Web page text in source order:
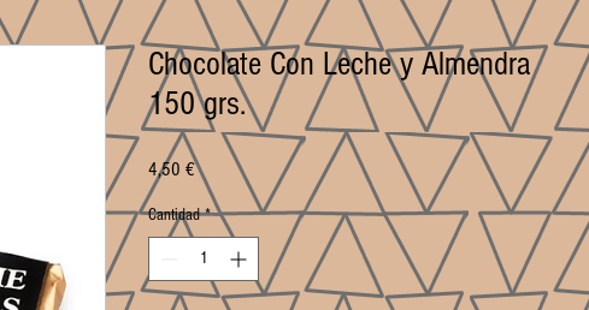
Chocolate Con Leche y Almendra
150 grs.
4,50 €Precio
Cantidad *